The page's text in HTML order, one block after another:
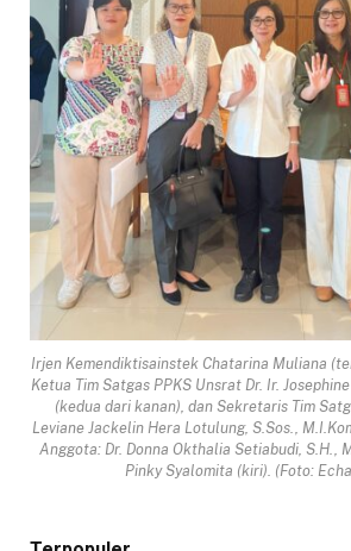
Irjen Kemendiktisainstek Chatarina Muliana
Ketua Tim Satgas PPKS Unsrat Dr. Ir.
(kedua dari kanan), dan Sekretaris Tim
Leviane Jackelin Hera Lotulung, S.Sos.,
Anggota: Dr. Donna Okthalia Setiabudi, S.H.,
Pinky Syalomita (kiri). (Foto: